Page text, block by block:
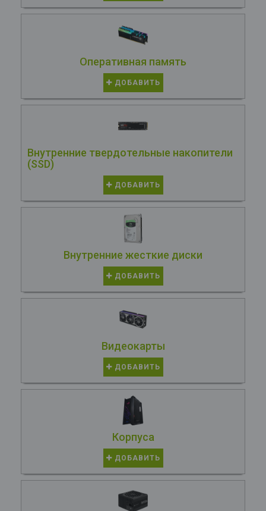
Оперативная память
ДОБАВИТЬ
Внутренние твердотельные накопители
(SSD)
ДОБАВИТЬ
Внутренние жесткие диски
ДОБАВИТЬ
Видеокарты
ДОБАВИТЬ
Корпуса
ДОБАВИТЬ